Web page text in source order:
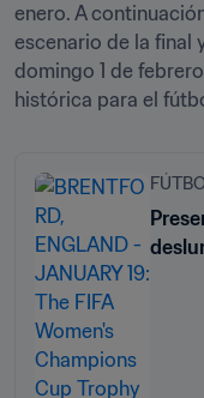
enero. A
escenario de la final
domingo 1 de
histórica para el